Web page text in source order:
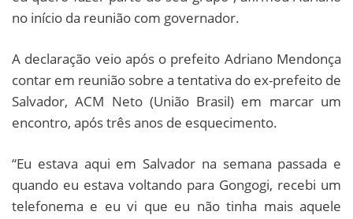
no início da reunião com governador.
A declaração veio após o prefeito Adriano Mendonça
contar em reunião sobre a tentativa do ex-prefeito de
Salvador, ACM Neto (União Brasil) em marcar um
encontro, após três anos de esquecimento.
“Eu estava aqui em Salvador na semana passada e
quando eu estava voltando para Gongogi, recebi um
telefonema e eu vi que eu não tinha mais aquele